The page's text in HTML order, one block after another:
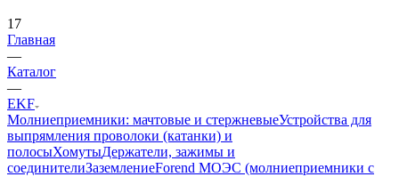
17
Главная
—
Каталог
—
EKF
Молниеприемники: мачтовые и стержневыеУстройства для
выпрямления проволоки (катанки) и
полосыХомутыДержатели, зажимы и
соединителиЗаземлениеForend МОЭС (молниеприемники с